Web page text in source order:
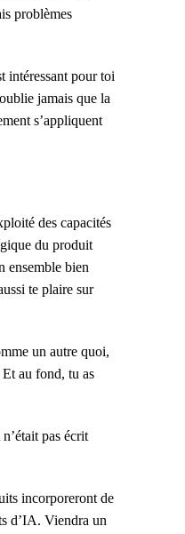
problèmes
intéressant pour toi
jamais que la
s’appliquent
des capacités
du produit
ensemble bien
te plaire sur
un autre quoi,
au fond, tu as
pas écrit
incorporeront de
d’IA. Viendra un